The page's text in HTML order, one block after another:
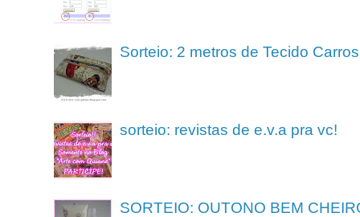
Sorteio: 2 metros de Tecido Carros
sorteio: revistas de e.v.a pra vc!
SORTEIO: OUTONO BEM